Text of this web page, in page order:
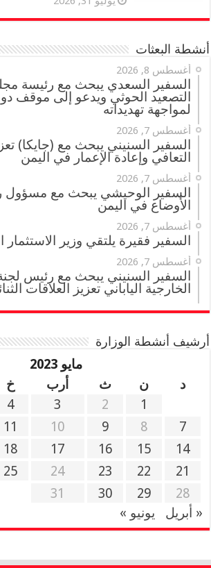
أنشطة البعثات
أغسطس 8, 2026
السفير السعدي يبحث مع رئيسة
التصعيد الحوثي ويدعو إلى موقف
لمواجهة تهديداته
أغسطس 7, 2026
السفير السنيني يبحث مع (جايكا)
التعافي وإعادة الإعمار في اليمن
أغسطس 7, 2026
السفير الوحيشي يبحث مع
الأوضاع في اليمن
أغسطس 7, 2026
السفير فقيرة يلتقي وزير الاستثمار
أغسطس 7, 2026
السفير السنيني يبحث مع رئيس
الخارجية الياباني تعزيز العلاقات
أرشيف أنشطة الوزارة
مايو 2023
د
ن ث أرب خ
1
2
3
4
7
8
9
10
11
14
15
16
17
18
21
22
23
24
25
28
29
30
31
« أبريل
يونيو »